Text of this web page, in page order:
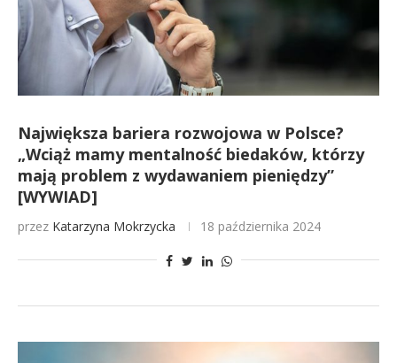
Największa bariera rozwojowa w Polsce?
„Wciąż mamy mentalność biedaków, którzy
mają problem z wydawaniem pieniędzy”
[WYWIAD]
przez Katarzyna Mokrzycka 18 października 2024